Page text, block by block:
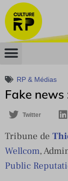
RP & Médias
Fake news
Twitter
Tribune de
Wellcom,
Public